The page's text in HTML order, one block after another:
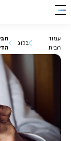
click
here
עמוד
הבית
בלוג